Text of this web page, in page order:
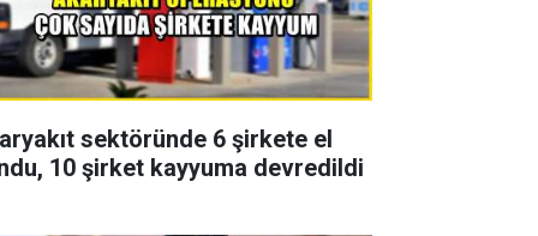
sektöründe 6 şirkete el
10 şirket kayyuma devredildi